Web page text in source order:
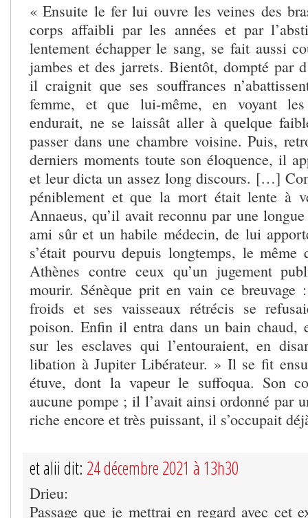
« Ensuite le fer lui ouvre les veines des
corps affaibli par les années et par
lentement échapper le sang, se fait aussi
jambes et des jarrets. Bientôt, dompté par
il craignit que ses souffrances
femme, et que lui-même, en voyant les
endurait, ne se laissât aller à quelque
passer dans une chambre voisine. Puis,
derniers moments toute son éloquence, il
et leur dicta un assez long discours. […]
péniblement et que la mort était lente à
Annaeus, qu’il avait reconnu par une
ami sûr et un habile médecin, de lui
s’était pourvu depuis longtemps, le même
Athènes contre ceux qu’un jugement
mourir. Sénèque prit en vain ce breuvage
froids et ses vaisseaux rétrécis se
poison. Enfin il entra dans un bain chaud,
sur les esclaves qui l’entouraient, en
libation à Jupiter Libérateur. » Il se fit
étuve, dont la vapeur le suffoqua. Son
aucune pompe ; il l’avait ainsi ordonné par
riche encore et très puissant, il s’occupait
et alii dit: 24 décembre 2021 à 13h30
Drieu:
Passage que je mettrai en regard avec cet